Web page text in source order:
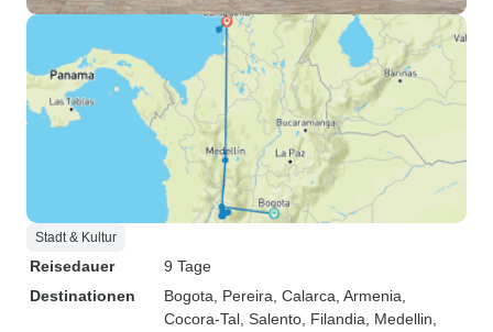
Stadt & Kultur
Reisedauer
9 Tage
Destinationen
Bogota , Pereira , Calarca , Armenia
Cocora-Tal , Salento , Filandia , Medellin